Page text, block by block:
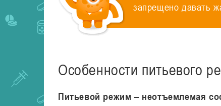
запрещено давать
Особенности питьевого
Питьевой режим – неотъемлемая